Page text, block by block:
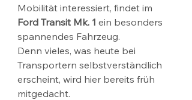
Mobilität interessiert, findet im
Ford Transit Mk. 1 ein besonders
spannendes Fahrzeug.
Denn vieles, was heute bei
Transportern selbstverständlich
erscheint, wird hier bereits früh
mitgedacht.